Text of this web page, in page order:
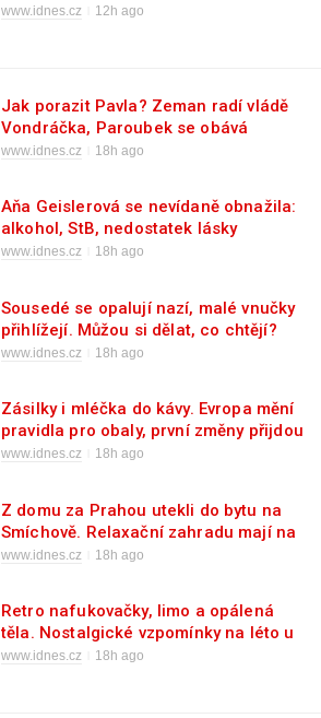
srovnání
www.idnes.cz 12h ago
Jak porazit Pavla? Zeman radí vládě
Vondráčka, Paroubek se obává
„masakru“
www.idnes.cz 18h ago
Aňa Geislerová se nevídaně obnažila:
alkohol, StB, nedostatek lásky
www.idnes.cz 18h ago
Sousedé se opalují nazí, malé vnučky
přihlížejí. Můžou si dělat, co chtějí?
www.idnes.cz 18h ago
Zásilky i mléčka do kávy. Evropa mění
pravidla pro obaly, první změny přijdou
nenápadně
www.idnes.cz 18h ago
Z domu za Prahou utekli do bytu na
Smíchově. Relaxační zahradu mají na
střeše
www.idnes.cz 18h ago
Retro nafukovačky, limo a opálená
těla. Nostalgické vzpomínky na léto u
vody
www.idnes.cz 18h ago